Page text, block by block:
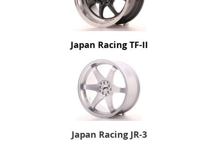
Japan Racing TF-II
Japan Racing JR-3